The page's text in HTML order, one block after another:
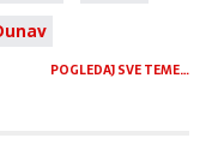
POGLEDAJ SVE TEME…